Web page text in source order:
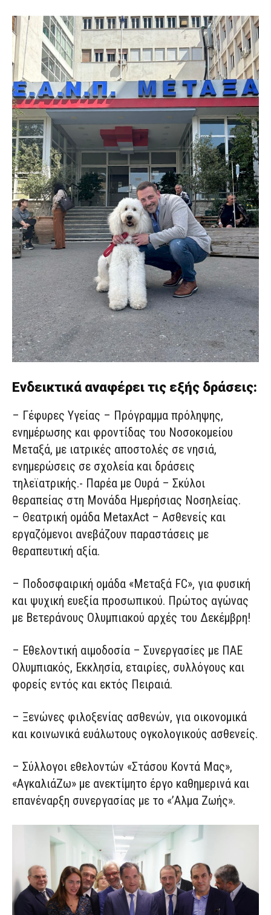
Ενδεικτικά αναφέρει τις εξής δράσεις:
– Γέφυρες Υγείας – Πρόγραμμα πρόληψης,
ενημέρωσης και φροντίδας του Νοσοκομείου
Μεταξά, με ιατρικές αποστολές σε νησιά,
ενημερώσεις σε σχολεία και δράσεις
τηλεϊατρικής.- Παρέα με Ουρά – Σκύλοι
θεραπείας στη Μονάδα Ημερήσιας Νοσηλείας.
– Θεατρική ομάδα MetaxAct – Ασθενείς και
εργαζόμενοι ανεβάζουν παραστάσεις με
θεραπευτική αξία.
– Ποδοσφαιρική ομάδα «Μεταξά FC», για φυσική
και ψυχική ευεξία προσωπικού. Πρώτος αγώνας
με Βετεράνους Ολυμπιακού αρχές του Δεκέμβρη!
– Εθελοντική αιμοδοσία – Συνεργασίες με ΠΑΕ
Ολυμπιακός, Εκκλησία, εταιρίες, συλλόγους και
φορείς εντός και εκτός Πειραιά.
– Ξενώνες φιλοξενίας ασθενών, για οικονομικά
και κοινωνικά ευάλωτους ογκολογικούς ασθενείς.
– Σύλλογοι εθελοντών «Στάσου Κοντά Μας»,
«ΑγκαλιάΖω» με ανεκτίμητο έργο καθημερινά και
επανέναρξη συνεργασίας με το «’Αλμα Ζωής».